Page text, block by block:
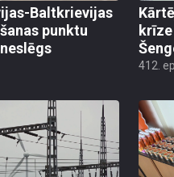
Baltkrievijas
punktu
412.